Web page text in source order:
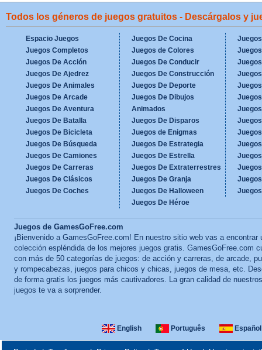
Todos los géneros de juegos gratuitos - Descárgalos y
Espacio Juegos
Juegos Completos
Juegos De Acción
Juegos De Ajedrez
Juegos De Animales
Juegos De Arcade
Juegos De Aventura
Juegos De Batalla
Juegos De Bicicleta
Juegos De Búsqueda
Juegos De Camiones
Juegos De Carreras
Juegos De Clásicos
Juegos De Coches
Juegos De Cocina
Juegos de Colores
Juegos De Conducir
Juegos De Construcción
Juegos De Deporte
Juegos De Dibujos
Animados
Juegos De Disparos
Juegos de Enigmas
Juegos De Estrategia
Juegos De Estrella
Juegos De Extraterrestres
Juegos De Granja
Juegos De Halloween
Juegos De Héroe
Juegos de GamesGoFree.com
¡Bienvenido a GamesGoFree.com! En nuestro sitio web vas a encontrar
colección espléndida de los mejores juegos gratis. GamesGoFree.com
con más de 50 categorías de juegos: de acción y carreras, de arcade,
y rompecabezas, juegos para chicos y chicas, juegos de mesa, etc.
de forma gratis los juegos más cautivadores. La gran calidad de nuestros
juegos te va a sorprender.
English Português Español